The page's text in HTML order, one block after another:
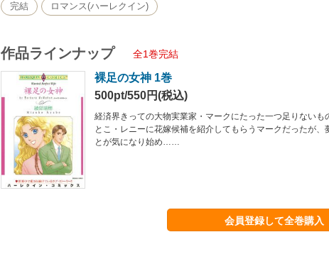
完結 ロマンス(ハーレクイン)
作品ラインナップ 全1巻完結
裸足の女神 1巻
500pt/550円(税込)
経済界きっての大物実業家・マークにたった一つ足りない
とこ・レニーに花嫁候補を紹介してもらうマークだったが、
とが気になり始め……
会員登録して全巻購入